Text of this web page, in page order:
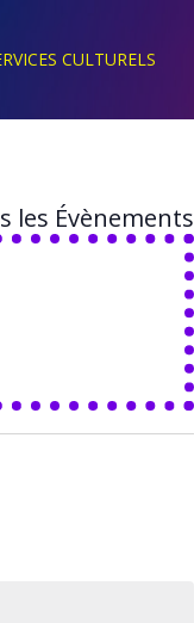
CULTURELS
les Évènements